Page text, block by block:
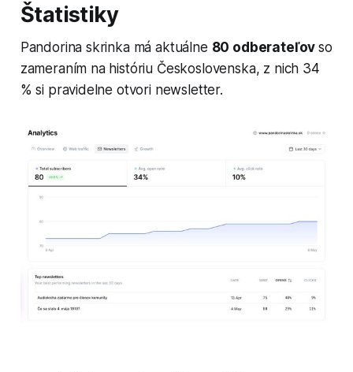
Štatistiky
Pandorina skrinkamá aktuálne 80 odberateľovso
zameraním na históriu Československa, z nich 34
% si pravidelne otvori newsletter.